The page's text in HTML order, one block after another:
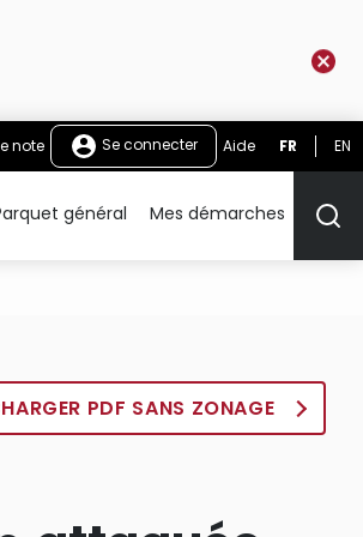
note Se connecter Aide FR EN
général Mes démarches
PDF SANS ZONAGE